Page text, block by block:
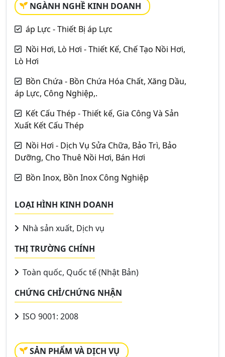
NGÀNH NGHỀ KINH DOANH
áp Lực - Thiết Bị áp Lực
Nồi Hơi, Lò Hơi - Thiết Kế, Chế Tạo Nồi Hơi,
Lò Hơi
Bồn Chứa - Bồn Chứa Hóa Chất, Xăng Dầu,
áp Lực, Công Nghiệp,.
Kết Cấu Thép - Thiết kế, Gia Công Và Sản
Xuất Kết Cấu Thép
Nồi Hơi - Dịch Vụ Sửa Chữa, Bảo Trì, Bảo
Dưỡng, Cho Thuê Nồi Hơi, Bán Hơi
Bồn Inox, Bồn Inox Công Nghiệp
LOẠI HÌNH KINH DOANH
Nhà sản xuất, Dịch vụ
THỊ TRƯỜNG CHÍNH
Toàn quốc, Quốc tế (Nhật Bản)
CHỨNG CHỈ/CHỨNG NHẬN
ISO 9001: 2008
SẢN PHẨM VÀ DỊCH VỤ